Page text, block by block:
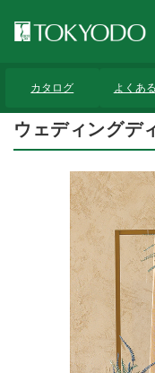
カタログ よくあ
ウェディングデ